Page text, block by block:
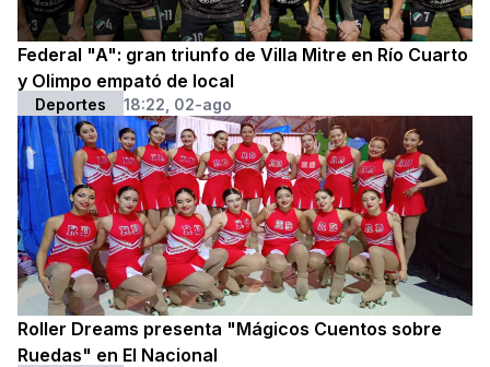
Federal "A": gran triunfo de Villa Mitre en Río Cuarto
y Olimpo empató de local
Deportes 18:22, 02-ago
Roller Dreams presenta "Mágicos Cuentos sobre
Ruedas" en El Nacional